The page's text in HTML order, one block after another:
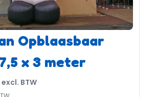
Opblaasbaar
x 3 meter
excl. BTW